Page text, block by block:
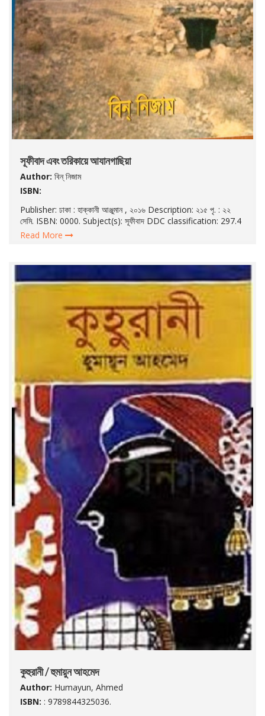
সূফীবাদ এবং তরিকায়ে আযানগাছিয়া
Author: বিন্ নিজাম
ISBN:
Publisher: ঢাকা : হাক্কানী আঞ্জুমান , ২০১৬ Description: ২১৫ পৃ. : ২২
সেমি. ISBN: 0000. Subject(s): সূফীবাদ DDC classification: 297.4
Read More
কুহুরানী / হুমায়ুন আহমেদ
Author: Humayun, Ahmed
ISBN: : 9789844325036.